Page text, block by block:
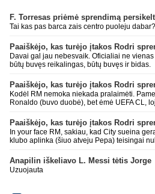
F. Torresas priėmė sprendimą
Tai kas pas barca zais centro puoleju dabar?
Davai gal jau nebesvaik. Oficialiai ne
būtų buvęs reikalingas, būtų buvęs ir bidas.
Kodėl RM nemoka niekada pralaimėti.
Ronaldo (buvo duobė), bet ėmė UEFA CL,
laimėti La Liga. Dabar vėl gavo nuo Barcos
nereikia mums jo, senas ir t.t. Gal davai
be kvailų nereikia, nenorim ir t.t.
In your face RM, sakiau, kad City sueina
klubo aplinka (šiuo atveju Pepa) teisingai
Super
Anapilin iškeliavo L. Messi tėtis Jorge
Uzuojauta